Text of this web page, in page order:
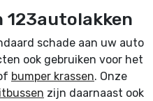
123autolakken
schade aan uw auto
ook gebruiken voor het
bumper krassen. Onze
zijn daarnaast ook